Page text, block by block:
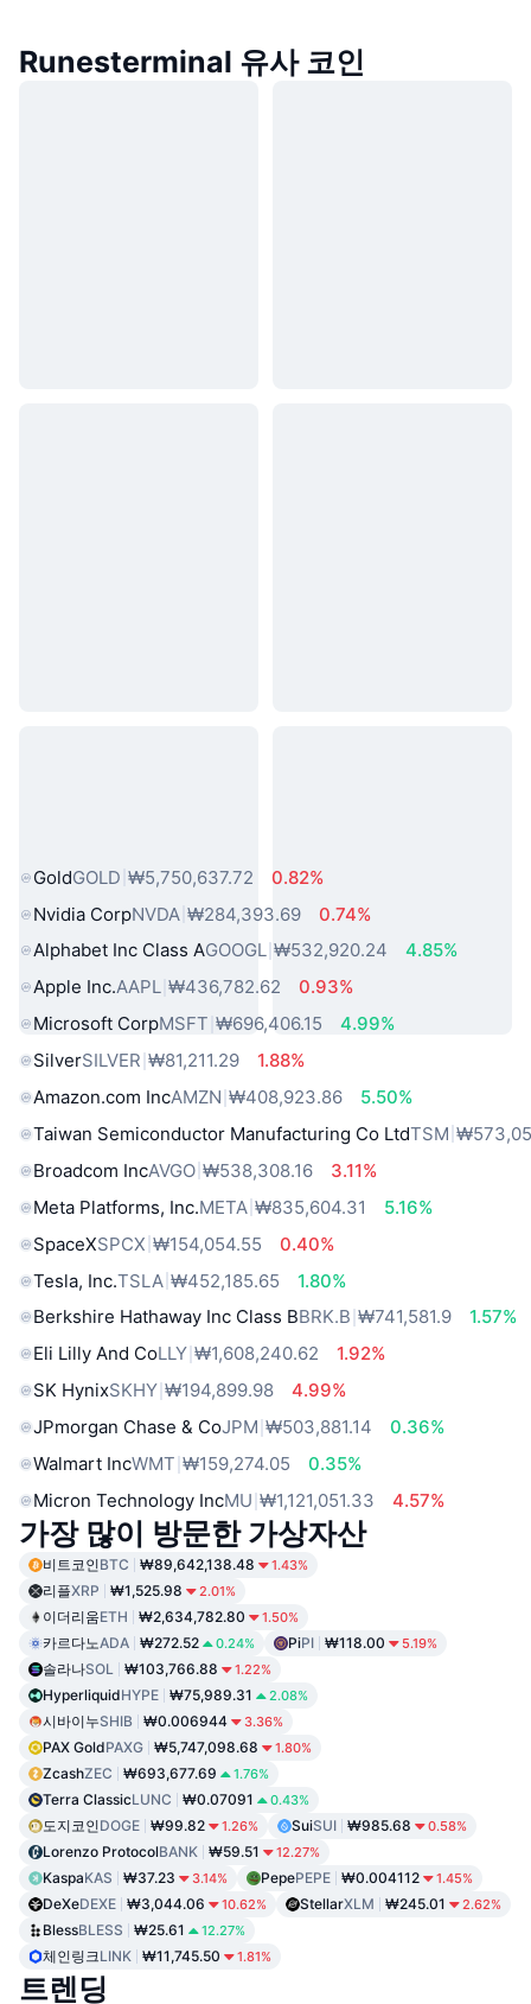
Runesterminal 유사 코인
GoldGOLD ₩5,750,637.72
0.82%
Nvidia CorpNVDA ₩284,393.69
0.74%
Alphabet Inc Class AGOOGL ₩532,920.24
4.85%
Apple Inc.AAPL ₩436,782.62
0.93%
Microsoft CorpMSFT ₩696,406.15
4.99%
SilverSILVER ₩81,211.29
1.88%
Amazon.com IncAMZN ₩408,923.86
5.50%
Taiwan Semiconductor Manufacturing Co LtdTSM
Broadcom IncAVGO ₩538,308.16
3.11%
Meta Platforms, Inc.META ₩835,604.31
5.16%
SpaceXSPCX ₩154,054.55
0.40%
Tesla, Inc.TSLA ₩452,185.65
1.80%
Berkshire Hathaway Inc Class BBRK.B ₩741,581.9
1.57%
Eli Lilly And CoLLY ₩1,608,240.62
1.92%
SK HynixSKHY ₩194,899.98
4.99%
JPmorgan Chase & CoJPM ₩503,881.14
0.36%
Walmart IncWMT ₩159,274.05
0.35%
Micron Technology IncMU ₩1,121,051.33 4.57%
가장 많이 방문한 가상자산
비트코인BTC ₩89,642,138.48 1.43%
리플XRP ₩1,525.98 2.01%
이더리움ETH ₩2,634,782.80 1.50%
카르다노ADA ₩272.52 0.24% PiPI ₩118.00 5.19%
솔라나SOL ₩103,766.88 1.22%
HyperliquidHYPE ₩75,989.31 2.08%
시바이누SHIB ₩0.006944 3.36%
PAX GoldPAXG ₩5,747,098.68 1.80%
ZcashZEC ₩693,677.69 1.76%
Terra ClassicLUNC ₩0.07091 0.43%
도지코인DOGE ₩99.82 1.26% SuiSUI ₩985.68 0.58%
Lorenzo ProtocolBANK ₩59.51 12.27%
KaspaKAS ₩37.23 3.14% PepePEPE ₩0.004112 1.45%
DeXeDEXE ₩3,044.06 10.62% StellarXLM ₩245.01 2.62%
BlessBLESS ₩25.61 12.27%
체인링크LINK ₩11,745.50 1.81%
트렌딩